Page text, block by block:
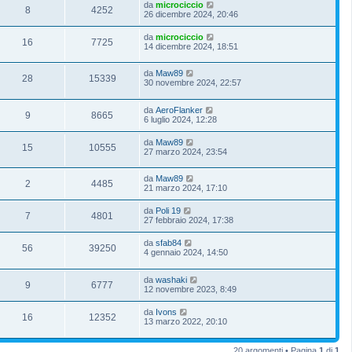
8 4252 da microciccio
26 dicembre 2024, 20:46
16 7725 da microciccio
14 dicembre 2024, 18:51
28 15339 da Maw89
30 novembre 2024, 22:57
9 8665 da AeroFlanker
6 luglio 2024, 12:28
15 10555 da Maw89
27 marzo 2024, 23:54
2 4485 da Maw89
21 marzo 2024, 17:10
7 4801 da Poli 19
27 febbraio 2024, 17:38
56 39250 da sfab84
4 gennaio 2024, 14:50
9 6777 da washaki
12 novembre 2023, 8:49
16 12352 da Ivons
13 marzo 2022, 20:10